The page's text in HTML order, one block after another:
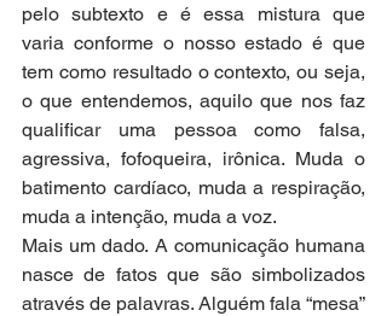
pelo subtexto e é essa mistura que
varia conforme o nosso estado é que
tem como resultado o contexto, ou seja,
o que entendemos, aquilo que nos faz
qualificar uma pessoa como falsa,
agressiva, fofoqueira, irônica. Muda o
batimento cardíaco, muda a respiração,
muda a intenção, muda a voz.
Mais um dado. A comunicação humana
nasce de fatos que são simbolizados
através de palavras. Alguém fala “mesa”